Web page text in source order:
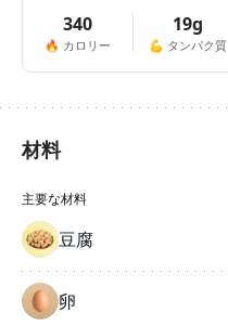
340
🔥 カロリー
19g
💪 タンパク質
材料
主要な材料
豆腐
卵